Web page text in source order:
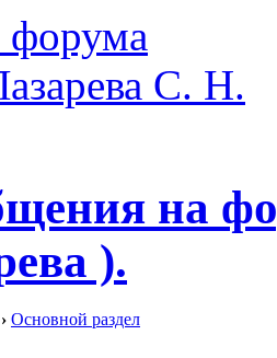
С. Н.
на
).
› Основной раздел